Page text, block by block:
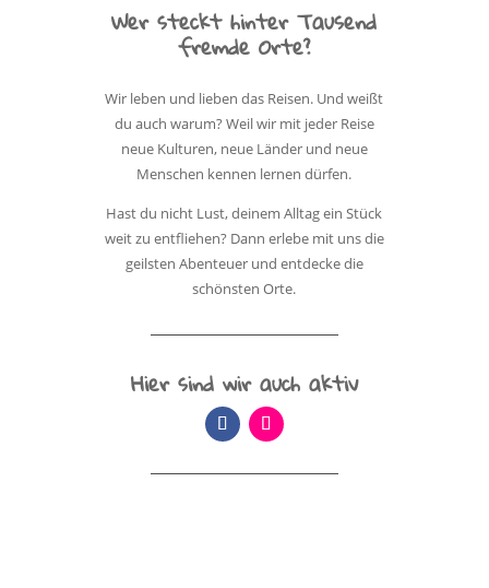
Wer steckt hinter Tausend
fremde Orte?
Wir leben und lieben das Reisen. Und weißt
du auch warum? Weil wir mit jeder Reise
neue Kulturen, neue Länder und neue
Menschen kennen lernen dürfen.
Hast du nicht Lust, deinem Alltag ein Stück
weit zu entfliehen? Dann erlebe mit uns die
geilsten Abenteuer und entdecke die
schönsten Orte.
Hier sind wir auch aktiv